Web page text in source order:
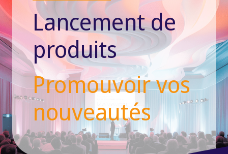
Lancement de
produits
Promouvoir vos
nouveautés